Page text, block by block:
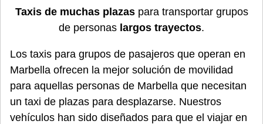
Taxis de muchas plazaspara transportar grupos
de personas largos trayectos.
Los taxis para grupos de pasajeros que operan en
Marbella ofrecen la mejor solución de movilidad
para aquellas personas de Marbella que necesitan
un taxi de plazas para desplazarse. Nuestros
vehículos han sido diseñados para que el viajar en